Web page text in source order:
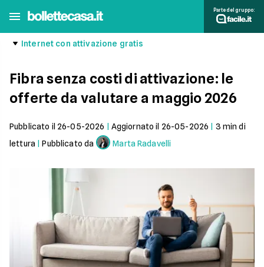
Parte del gruppo:
Internet con attivazione gratis
Fibra senza costi di attivazione: le
offerte da valutare a maggio 2026
Pubblicato il 26-05-2026 Aggiornato il 26-05-2026 3 min di
lettura |Pubblicato da Marta Radavelli